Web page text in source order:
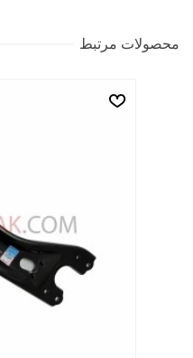
محصولات مرتبط